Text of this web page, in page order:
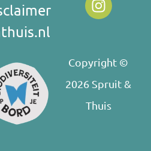
Copyright ©
2026 Spruit &
Thuis